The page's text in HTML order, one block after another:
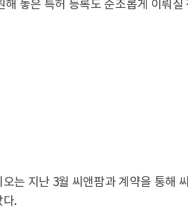
해 놓은 특허 등록도 순조롭게 이뤄질
오는 지난 3월 씨앤팜과 계약을 통해
다.